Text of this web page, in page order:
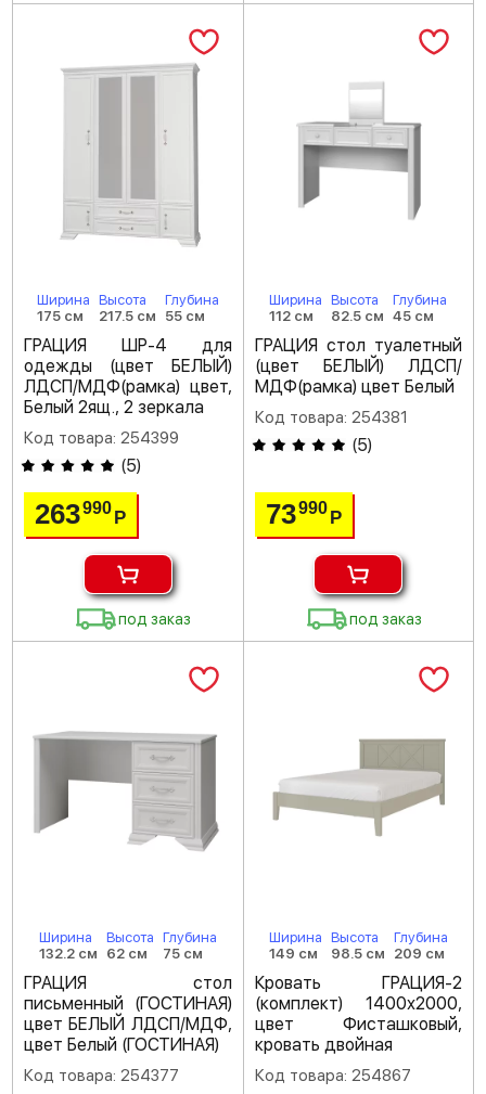
Ширина
175 см
Высота
217.5 см
Глубина
55 см
ГРАЦИЯ ШР-4 для
одежды (цвет БЕЛЫЙ)
ЛДСП/МДФ(рамка) цвет,
Белый 2ящ., 2 зеркала
Код товара: 254399
(5)
263990Р
под заказ
Ширина
112 см
Высота
82.5 см
Глубина
45 см
ГРАЦИЯ стол туалетный
(цвет БЕЛЫЙ) ЛДСП/
МДФ(рамка) цвет Белый
Код товара: 254381
(5)
73990 Р
под заказ
Ширина
132.2 см
Высота
62 см
Глубина
75 см
ГРАЦИЯ стол
письменный (ГОСТИНАЯ)
цвет БЕЛЫЙ ЛДСП/МДФ,
цвет Белый (ГОСТИНАЯ)
Код товара: 254377
Ширина
149 см
Высота
98.5 см
Глубина
209 см
Кровать ГРАЦИЯ-2
(комплект) 1400х2000,
цвет Фисташковый,
кровать двойная
Код товара: 254867